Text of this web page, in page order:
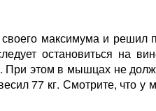
максимума и решил
остановиться на
При этом в мышцах не
77 кг. Смотрите, что у